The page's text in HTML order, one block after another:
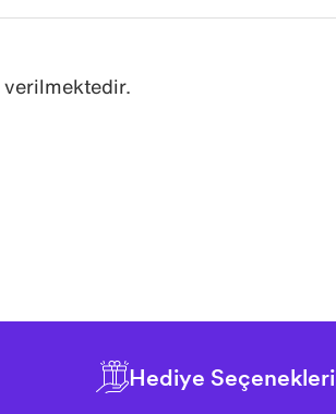
verilmektedir.
Hediye Seçenekleri